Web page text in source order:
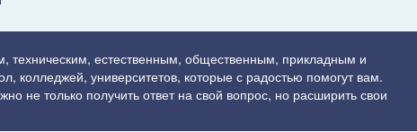
техническим, естественным, общественным, прикладным и
колледжей, университетов, которые с радостью помогут вам.
не только получить ответ на свой вопрос, но расширить свои